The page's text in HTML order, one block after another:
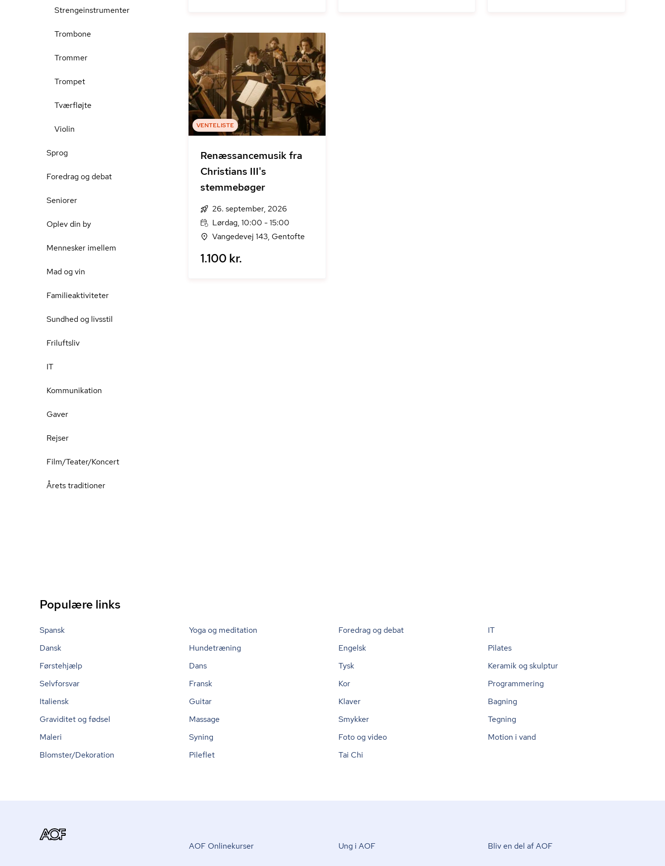
Strengeinstrumenter
Trombone
Trommer
Trompet
Tværfløjte
Violin
Sprog
Foredrag og debat
Seniorer
Oplev din by
Mennesker imellem
Mad og vin
Familieaktiviteter
Sundhed og livsstil
Friluftsliv
IT
Kommunikation
Gaver
Rejser
Film/Teater/Koncert
Årets traditioner
VENTELISTE
Renæssancemusik fra
Christians III's
stemmebøger
26. september, 2026
Lørdag, 10:00 - 15:00
Vangedevej 143, Gentofte
1.100 kr.
Populære links
Spansk Yoga og meditation Foredrag og debat
IT
Dansk
Hundetræning Engelsk
Pilates
Førstehjælp
Dans Tysk
Keramik og skulptur
Selvforsvar
Fransk Kor
Programmering
Italiensk
Guitar Klaver
Bagning
Graviditet og fødsel
Massage Smykker
Tegning
Maleri
Syning Foto og video
Motion i vand
Blomster/Dekoration
Pileflet Tai Chi
AOF Onlinekurser Ung i AOF Bliv en del af AOF